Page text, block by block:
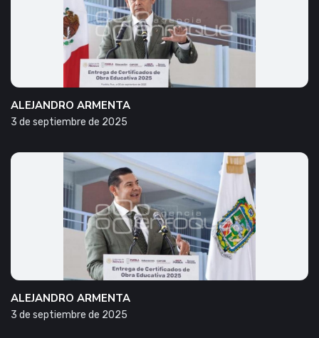
ALEJANDRO ARMENTA
3 de septiembre de 2025
ALEJANDRO ARMENTA
3 de septiembre de 2025